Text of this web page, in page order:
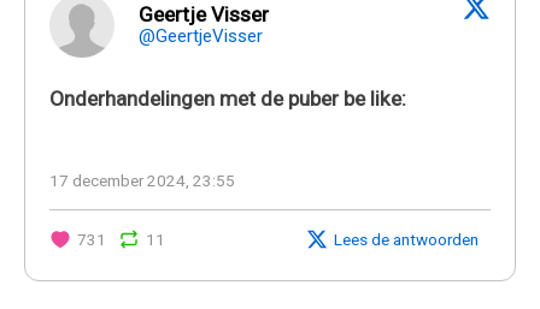
Geertje Visser
@GeertjeVisser
Onderhandelingen met de puber be like:
17 december 2024, 23:55
731 11 Lees de antwoorden